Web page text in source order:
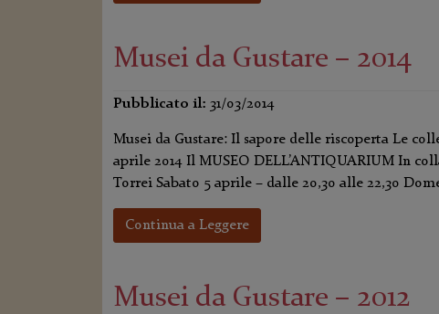
Musei da Gustare – 2014
Pubblicato il: 31/03/2014
Musei da Gustare: Il sapore delle riscoperta Le
aprile 2014 Il MUSEO DELL’ANTIQUARIUM In
Torrei Sabato 5 aprile – dalle 20,30 alle 22,30
Continua a Leggere
Musei da Gustare – 2012